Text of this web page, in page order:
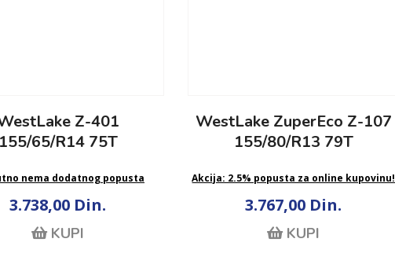
Z-401
65/R14 75T
nema dodatnog popusta
3.738,00 Din.
KUPI
WestLake ZuperEco Z-107
155/80/R13 79T
Akcija: 2.5% popusta za online kupovinu!
3.767,00 Din.
KUPI